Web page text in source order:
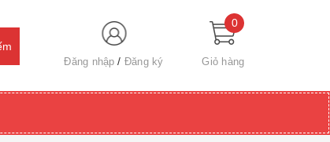
Đăng nhập Đăng ký
0
Giỏ hàng